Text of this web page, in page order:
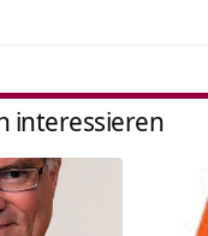
interessieren